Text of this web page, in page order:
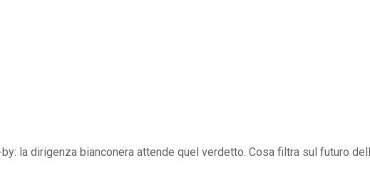
la dirigenza bianconera attende quel verdetto. Cosa filtra sul futuro